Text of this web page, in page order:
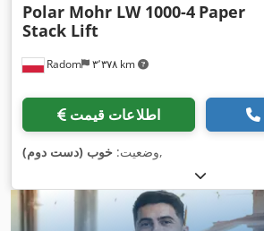
Radom ۳٬۳۷۸ km
Polar Mohr LW 1000-4 Paper
Stack Lift
اطلاعات قیمت
وضعیت: خوب (دست دوم) ,